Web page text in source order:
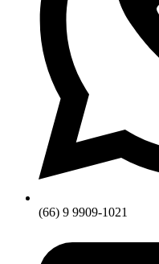
(66) 9 9909-1021